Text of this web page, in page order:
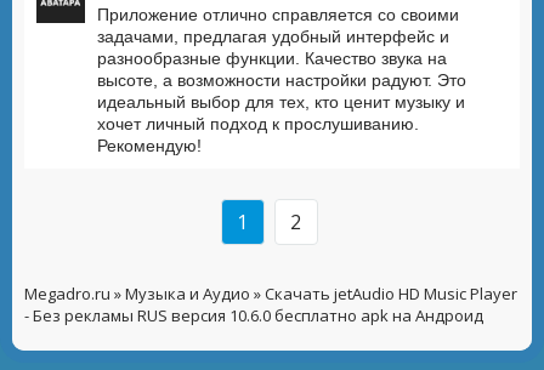
Приложение отлично справляется со своими
задачами, предлагая удобный интерфейс и
разнообразные функции. Качество звука на
высоте, а возможности настройки радуют. Это
идеальный выбор для тех, кто ценит музыку и
хочет личный подход к прослушиванию.
Рекомендую!
1 2
Megadro.ru »Музыка и Аудио » Скачать jetAudio HD Music Player
- Без рекламы RUS версия 10.6.0 бесплатно apk на Андроид